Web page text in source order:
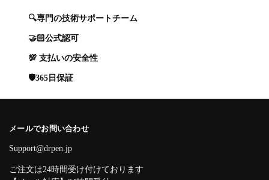
🔍専門の技術サポートチーム
🤝🏻公式認可
💯 支払いの安全性
🛡️365日保証
メールでお問い合わせ
Support@drpen.jp
ご注文は24時間受け付けております